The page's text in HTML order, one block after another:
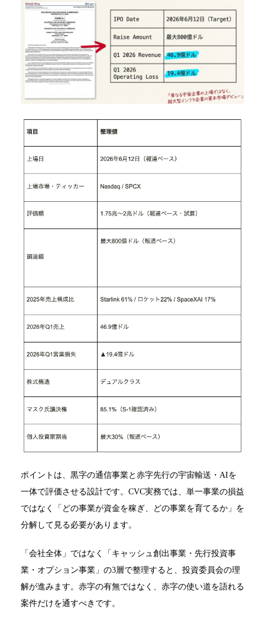
ポイントは、黒字の通信事業と赤字先行の宇宙輸送・AIを
一体で評価させる設計です。CVC実務では、単一事業の損益
ではなく「どの事業が資金を稼ぎ、どの事業を育てるか」を
分解して見る必要があります。
「会社全体」ではなく「キャッシュ創出事業・先行投資事
業・オプション事業」の3層で整理すると、投資委員会の理
解が進みます。赤字の有無ではなく、赤字の使い道を語れる
案件だけを通すべきです。